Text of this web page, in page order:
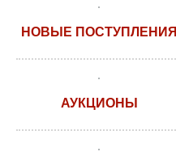
НОВЫЕ ПОСТУПЛЕНИЯ
АУКЦИОНЫ